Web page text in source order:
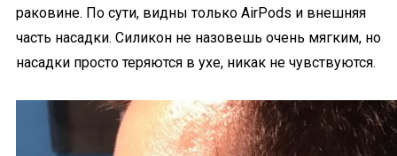
раковине. По сути, видны только AirPods и внешняя
часть насадки. Силикон не назовешь очень мягким, но
насадки просто теряются в ухе, никак не чувствуются.